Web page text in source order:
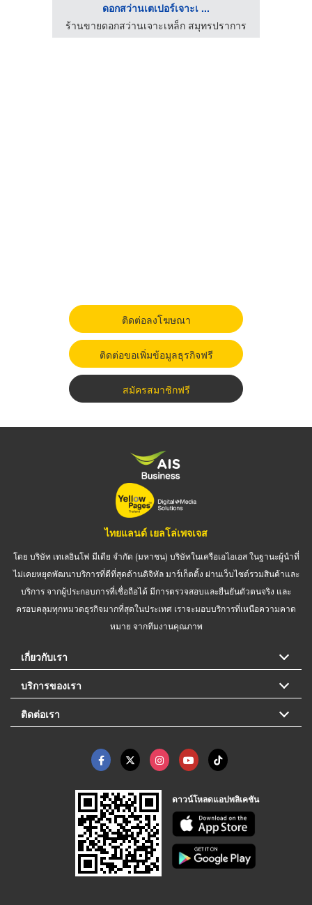
ดอกสว่านเตเปอร์เจาะเ ...
ร้านขายดอกสว่านเจาะเหล็ก สมุทรปราการ
ติดต่อลงโฆษณา
ติดต่อขอเพิ่มข้อมูลธุรกิจฟรี
สมัครสมาชิกฟรี
ไทยแลนด์ เยลโล่เพจเจส
โดย บริษัท เทเลอินโฟ มีเดีย จำกัด (มหาชน) บริษัทในเครือเอไอเอส ในฐานะผู้นำที่
ไม่เคยหยุดพัฒนาบริการที่ดีที่สุดด้านดิจิทัล มาร์เก็ตติ้ง ผ่านเว็บไซต์รวมสินค้าและ
บริการ จากผู้ประกอบการที่เชื่อถือได้ มีการตรวจสอบและยืนยันตัวตนจริง และ
ครอบคลุมทุกหมวดธุรกิจมากที่สุดในประเทศ เราจะมอบบริการที่เหนือความคาด
หมาย จากทีมงานคุณภาพ
เกี่ยวกับเรา
บริการของเรา
ติดต่อเรา
ดาวน์โหลดแอปพลิเคชัน